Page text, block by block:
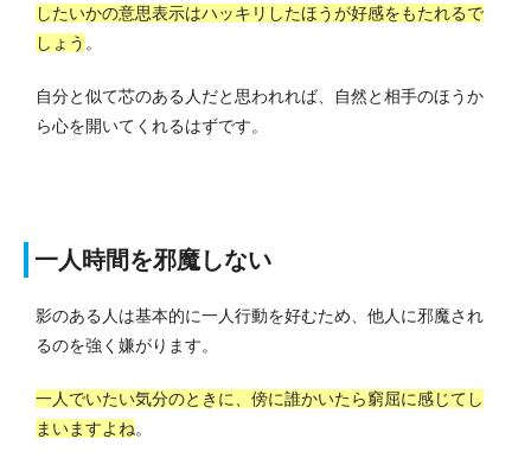
したいかの意思表示はハッキリしたほうが好感をもたれるで
しょう 。
自分と似て芯のある人だと思われれば、自然と相手のほうか
ら心を開いてくれるはずです。
一人時間を邪魔しない
影のある人は基本的に一人行動を好むため、他人に邪魔され
るのを強く嫌がります。
一人でいたい気分のときに、傍に誰かいたら窮屈に感じてし
まいますよね。